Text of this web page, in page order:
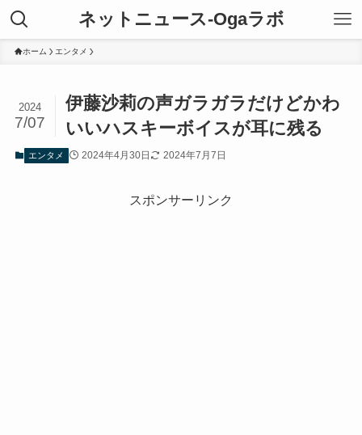
ネットニュース-Ogaラボ
ホーム エンタメ
伊藤沙莉の声ガラガラだけどかわ
いいハスキーボイスが耳に残る
2024
7/07
エンタメ 2024年4月30日 2024年7月7日
スポンサーリンク